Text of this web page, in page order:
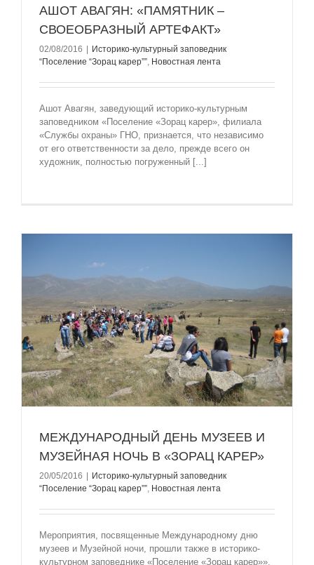
АШОТ АВАГЯН: «ПАМЯТНИК –
СВОЕОБРАЗНЫЙ АРТЕФАКТ»
02/08/2016 | Историко-культурный заповедник
“Поселение “Зорац карер”” Новостная лента
Ашот Авагян, заведующий историко-культурным
заповедником «Поселение «Зорац карер», филиала
«Службы охраны» ГНО, признается, что независимо
от его ответственности за дело, прежде всего он
художник, полностью погруженный [...]
МЕЖДУНАРОДНЫЙ ДЕНЬ МУЗЕЕВ И
МУЗЕЙНАЯ НОЧЬ В «ЗОРАЦ КАРЕР»
20/05/2016 | Историко-культурный заповедник
“Поселение “Зорац карер””, Новостная лента
Мероприятия, посвященные Международному дню
музеев и Музейной ночи, прошли также в историко-
культурном заповеднике «Поселение «Зорац карер»».